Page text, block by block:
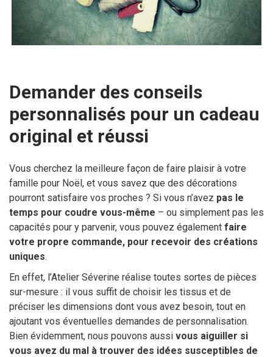
Demander des conseils
personnalisés pour un cadeau
original et réussi
Vous cherchez la meilleure façon de faire plaisir à votre
famille pour Noël, et vous savez que des décorations
pourront satisfaire vos proches ? Si vous n’avez pas le
temps pour coudre vous-même – ou simplement pas les
capacités pour y parvenir, vous pouvez également faire
votre propre commande, pour recevoir des créations
uniques.
En effet, l’Atelier Séverine réalise toutes sortes de pièces
sur-mesure : il vous suffit de choisir les tissus et de
préciser les dimensions dont vous avez besoin, tout en
ajoutant vos éventuelles demandes de personnalisation.
Bien évidemment, nous pouvons aussi vous aiguiller si
vous avez du mal à trouver des idées susceptibles de